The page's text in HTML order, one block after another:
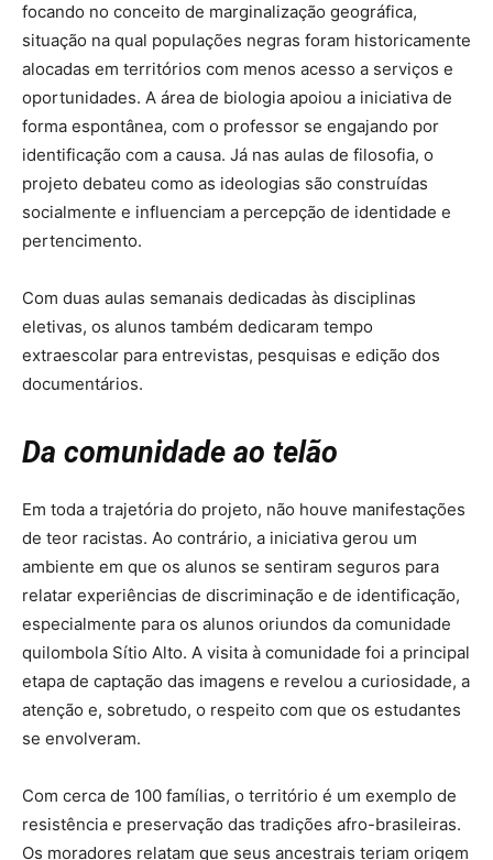
focando no conceito de marginalização geográfica,
situação na qual populações negras foram historicamente
alocadas em territórios com menos acesso a serviços e
oportunidades. A área de biologia apoiou a iniciativa de
forma espontânea, com o professor se engajando por
identificação com a causa. Já nas aulas de filosofia, o
projeto debateu como as ideologias são construídas
socialmente e influenciam a percepção de identidade e
pertencimento.
Com duas aulas semanais dedicadas às disciplinas
eletivas, os alunos também dedicaram tempo
extraescolar para entrevistas, pesquisas e edição dos
documentários.
Da comunidade ao telão
Em toda a trajetória do projeto, não houve manifestações
de teor racistas. Ao contrário, a iniciativa gerou um
ambiente em que os alunos se sentiram seguros para
relatar experiências de discriminação e de identificação,
especialmente para os alunos oriundos da comunidade
quilombola Sítio Alto. A visita à comunidade foi a principal
etapa de captação das imagens e revelou a curiosidade, a
atenção e, sobretudo, o respeito com que os estudantes
se envolveram.
Com cerca de 100 famílias, o território é um exemplo de
resistência e preservação das tradições afro-brasileiras.
Os moradores relatam que seus ancestrais teriam origem